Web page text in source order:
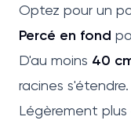
Optez pour un
Percé en fond
D'au moins 40
racines s'étendre.
Légèrement